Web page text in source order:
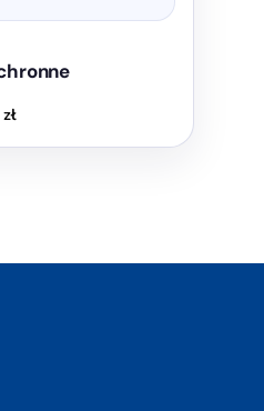
złZakres
cen:
13,53 zł